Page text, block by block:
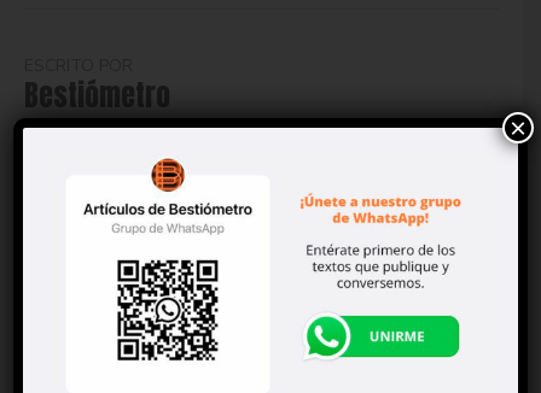
Bestiómetro
Soy aborigen champotonero, licenciado en Ciencias
Ocultas y Administración Púbica, adicto a los
Pumas de la UNAM y a las tortas de cochinita de
×